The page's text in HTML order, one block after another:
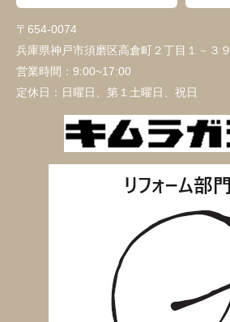
〒654-0074
兵庫県神戸市須磨区高倉町２丁目１－３９
営業時間： 9:00~17:00
定休日： 日曜日、第１土曜日、祝日